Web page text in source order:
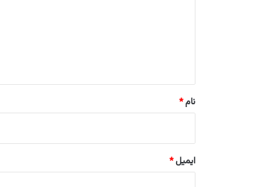
نام*
ایمیل*